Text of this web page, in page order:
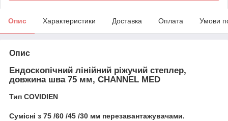
Опис Характеристики Доставка Оплата Умови
Опис
Ендоскопічний лінійний ріжучий степлер,
довжина шва 75 мм, CHANNEL MED
Тип COVIDIEN
Сумісні з 75 /60 /45 /30 мм перезавантажувачами.